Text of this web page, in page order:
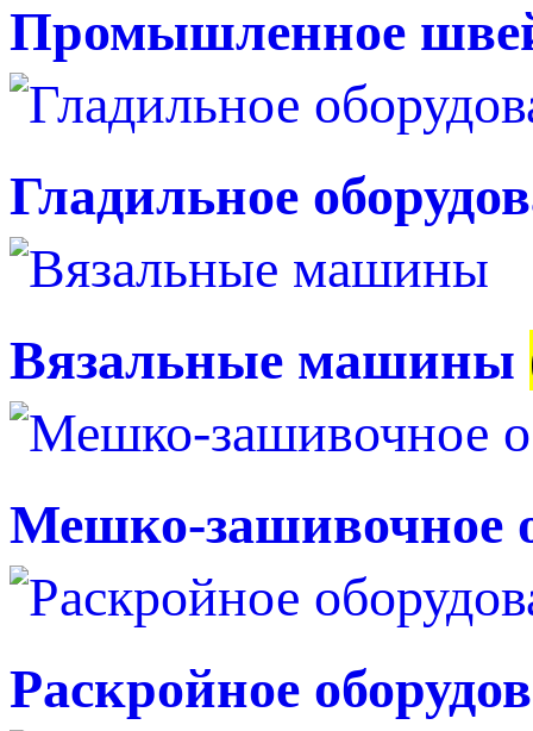
Промышленное
Гладильное
Вязальные машины
Мешко-зашивочное
Раскройное